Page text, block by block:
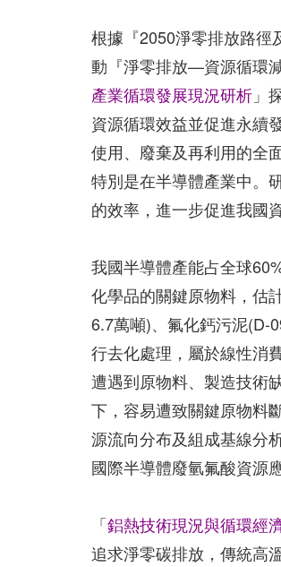
根據『2050淨零排放路徑
動『淨零排放—資源循環
產業循環發展現況研析 」
資源循環效益並促進永續
使用、廢棄及再利用的全
特別是在半導體產業中。
的效率，進一步促進我國
我國半導體產能占全球
化學品的關鍵原物料，估
6.7萬噸)、氟化鈣污泥(D-
行去化處理，屬於線性消
遭遇到原物料、製造技術
下，容易遭致關鍵原物料
源流向分布及組成基線分
國際半導體廢氫氟酸資源
「鋁熱技術現況與循環經
追求淨零碳排放，傳統高